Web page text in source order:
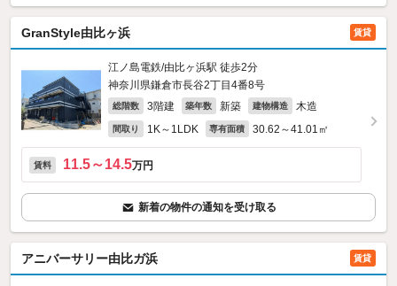
GranStyle由比ヶ浜 賃貸
江ノ島電鉄/由比ヶ浜駅 徒歩2分
神奈川県鎌倉市長谷2丁目4番8号
総階数 3階建 築年数 新築 建物構造 木造
間取り 1K～1LDK 専有面積 30.62～41.01㎡
賃料 11.5～14.5万円
新着の物件の通知を受け取る
アニバーサリー由比ガ浜 賃貸